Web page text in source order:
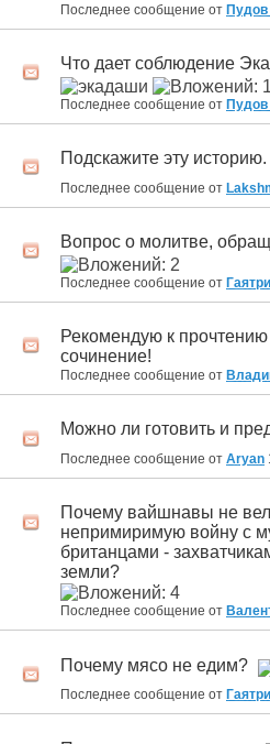
Последнее сообщение от
Что дает соблюдение
Последнее сообщение от
Подскажите эту историю.
Последнее сообщение от
Вопрос о молитве,
Последнее сообщение от
Рекомендую к
сочинение!
Последнее сообщение от
Можно ли готовить и
Последнее сообщение от Aryan
Почему вайшнавы не
непримиримую войну с
британцами -
земли?
Последнее сообщение от
Почему мясо не едим?
Последнее сообщение от